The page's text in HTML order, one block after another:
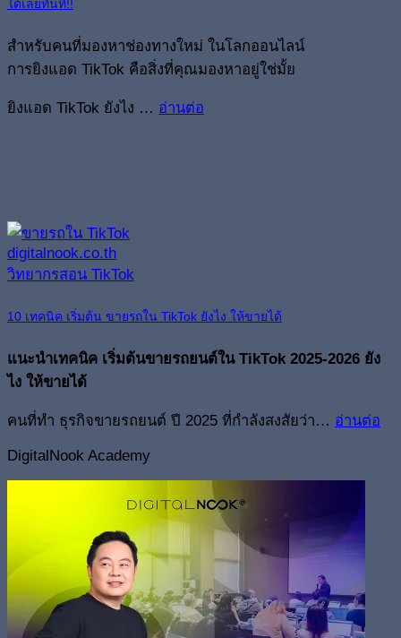
ได้เลยทันที!!
สำหรับคนที่มองหาช่องทางใหม่ ในโลกออนไลน์
การยิงแอด TikTok คือสิ่งที่คุณมองหาอยู่ใช่มั้ย
ยิงแอด TikTok ยังไง … อ่านต่อ
10 เทคนิค เริ่มต้น ขายรถใน TikTok ยังไง ให้ขายได้
แนะนำเทคนิค เริ่มต้นขายรถยนต์ใน TikTok 2025-2026 ยัง
ไง ให้ขายได้
คนที่ทำ ธุรกิจขายรถยนต์ ปี 2025 ที่กำลังสงสัยว่า… อ่านต่อ
DigitalNook Academy